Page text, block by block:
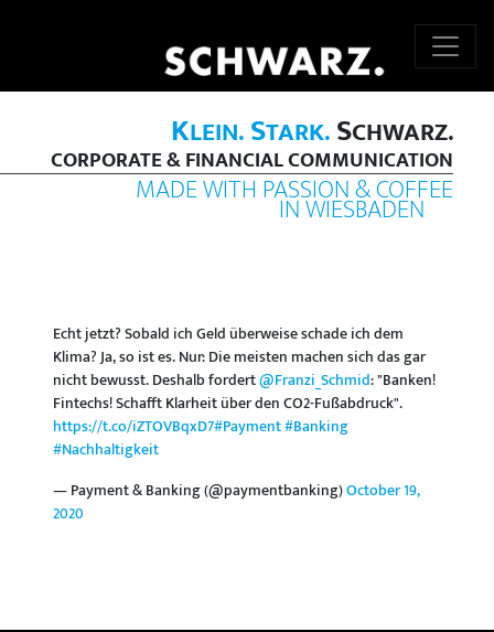
KLEIN.STARK.SCHWARZ.
CORPORATE & FINANCIAL COMMUNICATION
MADE WITH PASSION & COFFEE
IN WIESBADEN
Echt jetzt? Sobald ich Geld überweise schade ich dem
Klima? Ja, so ist es. Nur: Die meisten machen sich das gar
nicht bewusst. Deshalb fordert@Franzi_Schmid: "Banken!
Fintechs! Schafft Klarheit über den CO2-Fußabdruck".
https://t.co/iZTOVBqxD7#Payment#Banking
#Nachhaltigkeit
— Payment & Banking (@paymentbanking)October 19,
2020